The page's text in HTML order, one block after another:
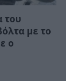
του
με το
ο